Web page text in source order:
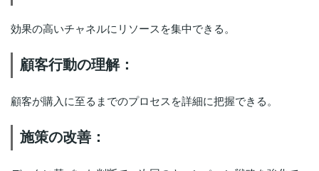
効果の高いチャネルにリソースを集中できる。
顧客行動の理解：
顧客が購入に至るまでのプロセスを詳細に把握できる。
施策の改善：